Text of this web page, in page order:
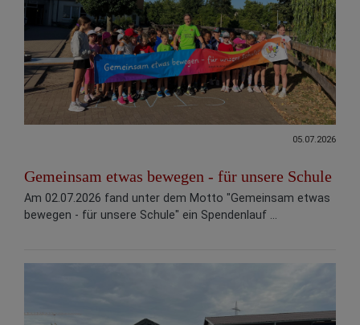
05.07.2026
Gemeinsam etwas bewegen - für unsere Schule
Am 02.07.2026 fand unter dem Motto "Gemeinsam etwas
bewegen - für unsere Schule" ein Spendenlauf ...